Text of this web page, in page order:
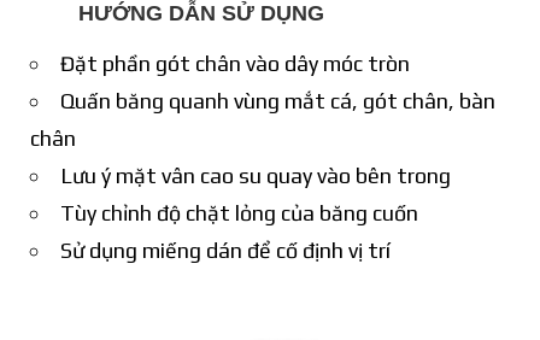
HƯỚNG DẪN SỬ DỤNG
Đặt phần gót chân vào dây móc tròn
Quấn băng quanh vùng mắt cá, gót chân, bàn
chân
Lưu ý mặt vân cao su quay vào bên trong
Tùy chỉnh độ chặt lỏng của băng cuốn
Sử dụng miếng dán để cố định vị trí